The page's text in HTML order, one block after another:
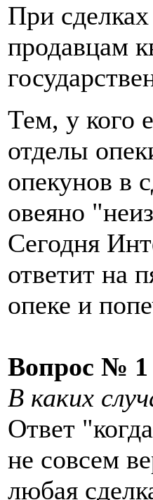
При
продавцам
Тем, у кого
отделы
опекунов в
овеяно
Сегодня
ответит на
опеке и
Вопрос № 1
В каких
Ответ
не совсем
любая